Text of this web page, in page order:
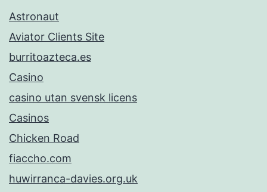
Astronaut
Aviator Clients Site
burritoazteca.es
Casino
casino utan svensk licens
Casinos
Chicken Road
fiaccho.com
huwirranca-davies.org.uk